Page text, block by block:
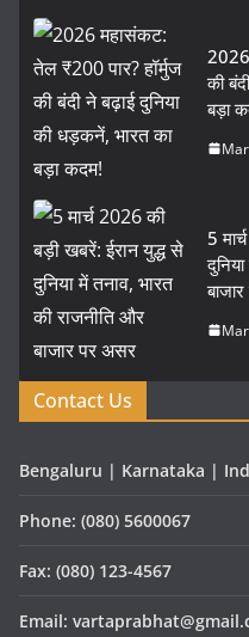
की
बड़ा
5
Contact Us
Bengaluru | Karnataka |
Phone: (080) 5600067
Fax: (080) 123-4567
Email: